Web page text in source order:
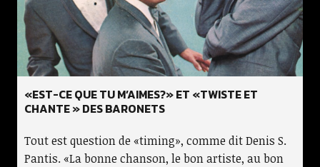
«EST-CE QUE TU M’AIMES?» ET «TWISTE ET
CHANTE » DES BARONETS
Tout est question de «timing», comme dit Denis S.
Pantis. «La bonne chanson, le bon artiste, au bon